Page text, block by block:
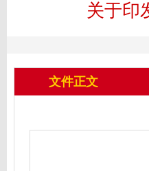
关于印
文件正文